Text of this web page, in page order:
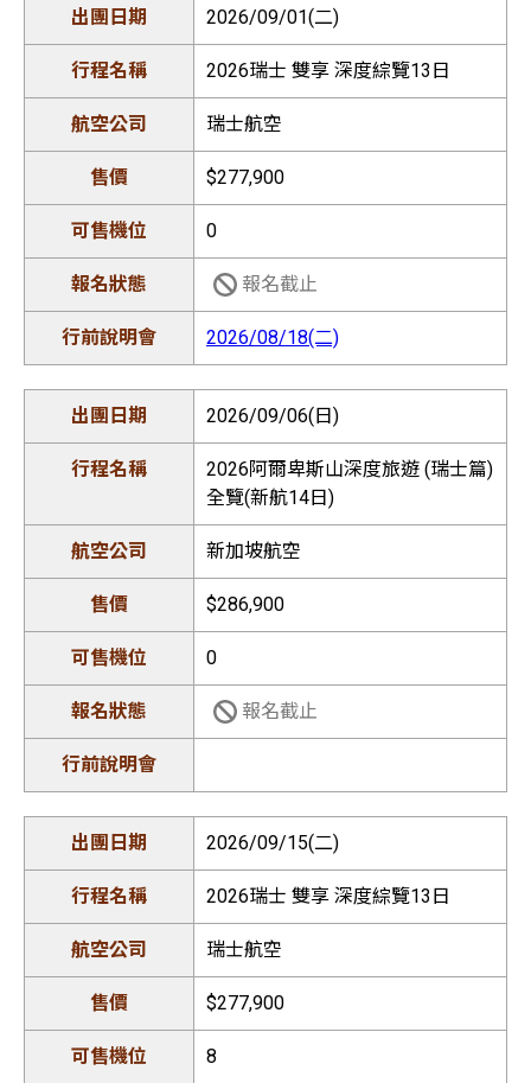
2026/09/01(二)
2026瑞士 雙享 深度綜覽13日
瑞士航空
$277,900
0
報名截止
2026/08/18(二)
2026/09/06(日)
2026阿爾卑斯山深度旅遊 (瑞士篇)
全覽(新航14日)
新加坡航空
$286,900
0
報名截止
2026/09/15(二)
2026瑞士 雙享 深度綜覽13日
瑞士航空
$277,900
8